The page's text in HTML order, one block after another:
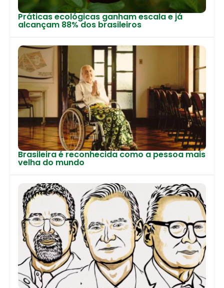
Práticas ecológicas ganham escala e já
alcançam 88% dos brasileiros
Brasileira é reconhecida como a pessoa mais
velha do mundo